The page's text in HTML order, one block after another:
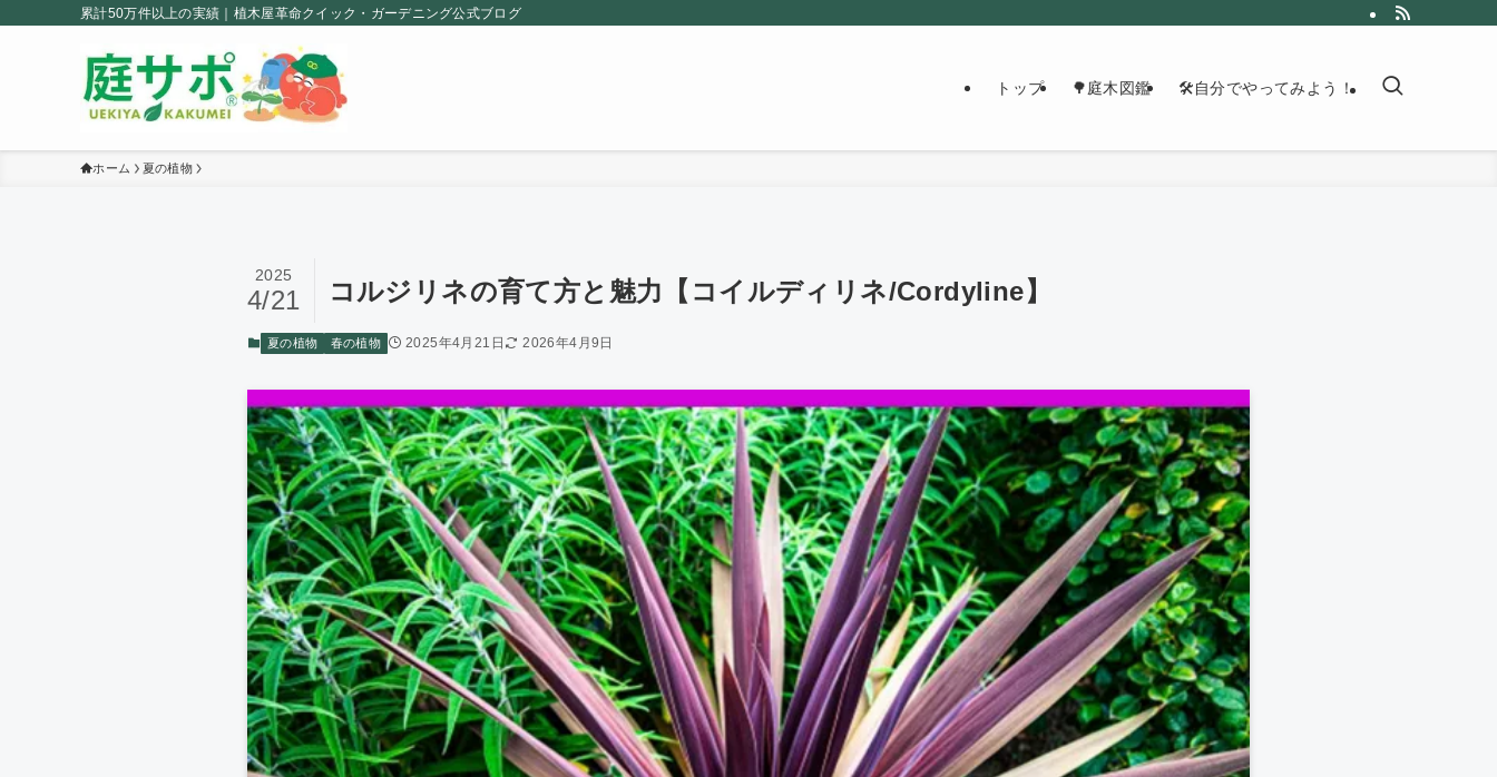
累計50万件以上の実績｜植木屋革命クイック・ガーデニング公式ブログ
トップ 🌳庭木図鑑 🛠自分でやってみよう！
ホーム 夏の植物
コルジリネの育て方と魅力【コイルディリネ/Cordyline】
2025
4/21
夏の植物 春の植物 2025年4月21日 2026年4月9日